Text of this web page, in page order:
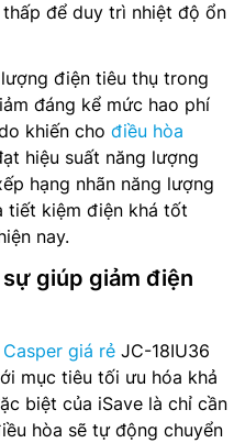
để duy trì nhiệt độ ổn
điện tiêu thụ trong
đáng kể mức hao phí
khiến cho điều hòa
hiệu suất năng lượng
hạng nhãn năng lượng
tiết kiệm điện khá tốt
nay.
giúp giảm điện
giá rẻ JC-18IU36
mục tiêu tối ưu hóa khả
biệt của iSave là chỉ cần
hòa sẽ tự động chuyển